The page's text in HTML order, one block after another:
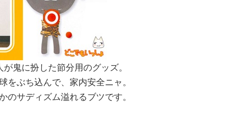
鬼に扮した節分用のグッズ。
をぶち込んで、家内安全ニャ。
のサディズム溢れるブツです。